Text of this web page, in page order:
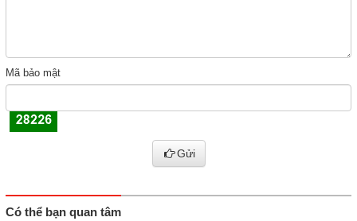
Mã bảo mật
Gửi
Có thể bạn quan tâm